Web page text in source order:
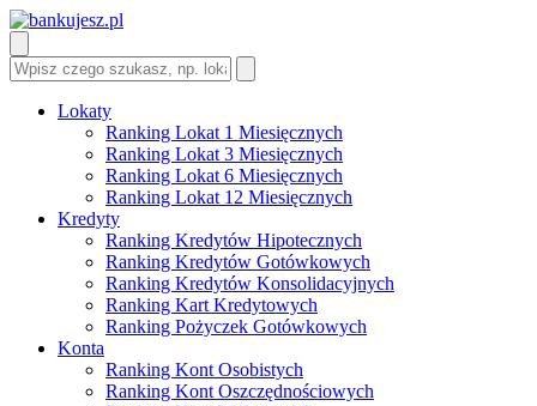
Lokaty
Ranking Lokat 1 Miesięcznych
Ranking Lokat 3 Miesięcznych
Ranking Lokat 6 Miesięcznych
Ranking Lokat 12 Miesięcznych
Kredyty
Ranking Kredytów Hipotecznych
Ranking Kredytów Gotówkowych
Ranking Kredytów Konsolidacyjnych
Ranking Kart Kredytowych
Ranking Pożyczek Gotówkowych
Konta
Ranking Kont Osobistych
Ranking Kont Oszczędnościowych